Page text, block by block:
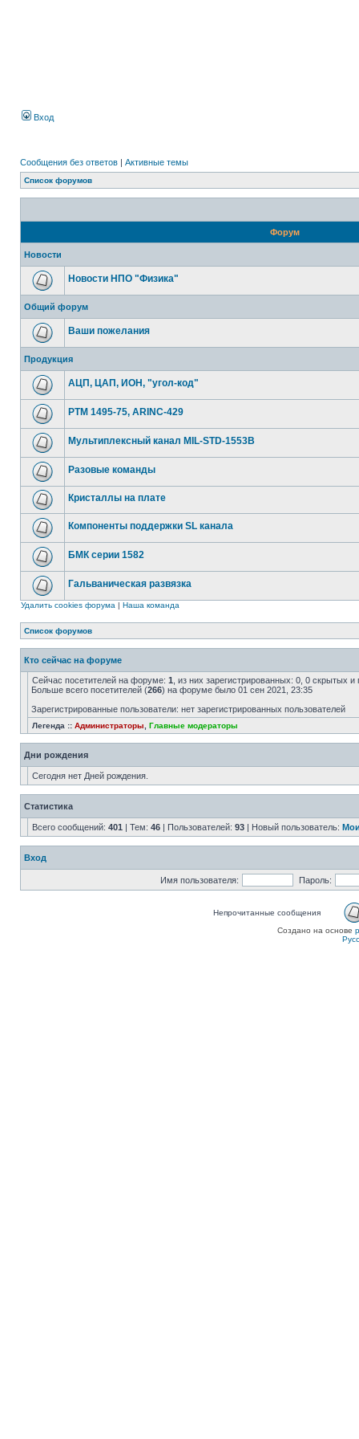
Вход
Сообщения без ответов | Активные темы
Список форумов
Форум
Новости
Новости НПО "Физика"
Общий форум
Ваши пожелания
Продукция
АЦП, ЦАП, ИОН, "угол-код"
РТМ 1495-75, ARINC-429
Мультиплексный канал MIL-STD-1553B
Разовые команды
Кристаллы на плате
Компоненты поддержки SL канала
БМК серии 1582
Гальваническая развязка
Удалить cookies форума | Наша команда
Список форумов
Кто сейчас на форуме
Сейчас посетителей на форуме: 1 , из них зарегистрированных: 0, 0 скрытых
Больше всего посетителей (266) на форуме было 01 сен 2021, 23:35
Зарегистрированные пользователи: нет зарегистрированных пользователей
Легенда :: Администраторы Главные модераторы
Дни рождения
Сегодня нет Дней рождения.
Статистика
Всего сообщений: 401 | Тем: 46 | Пользователей: 93 | Новый пользователь:
Вход
Имя пользователя: Пароль:
Непрочитанные сообщения
Создано на основе